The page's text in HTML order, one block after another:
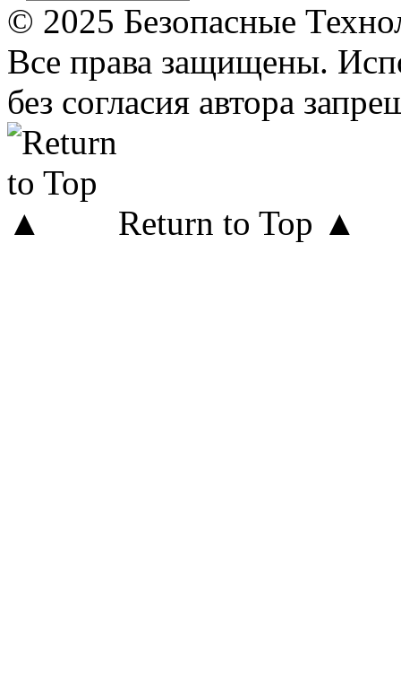
© 2025 Безопасные
Все права защищены.
без согласия автора
Return to Top ▲